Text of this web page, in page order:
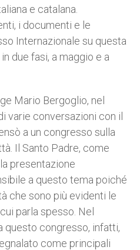
e catalana.
i documenti e le
Internazionale su questa
due fasi, a maggio e a
Mario Bergoglio, nel
varie conversazioni con il
a un congresso sulla
Il Santo Padre, come
presentazione
a questo tema poiché
che sono più evidenti le
parla spesso. Nel
questo congresso, infatti,
come principali